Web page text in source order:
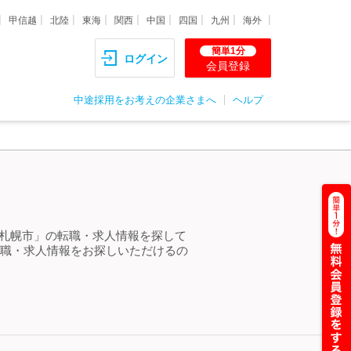
甲信越 北陸 東海 関西 中国 四国 九州 海外
ログイン
簡単1分
会員登録
中途採用をお考えの企業さまへ ヘルプ
幌市」の転職・求人情報を探して
・求人情報をお探しいただけるの